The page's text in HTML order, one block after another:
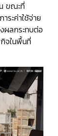
ขณะที่
ระค่าใช้จ่าย
ผลกระทบต่อ
จในพื้นที่